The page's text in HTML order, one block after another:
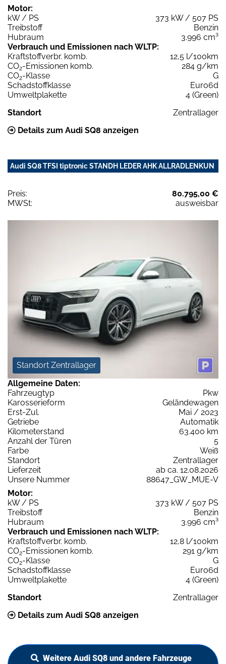
Motor:
kW / PS
373 kW / 507 PS
Treibstoff
Benzin
Hubraum
3.996 cm³
Verbrauch und Emissionen nach WLTP:
Kraftstoffverbr. komb.
12,5 l/100km
CO2-Emissionen komb.
284 g/km
CO2-Klasse
G
Schadstoffklasse
Euro6d
Umweltplakette
4 (Green)
Standort
Zentrallager
Details zum Audi SQ8 anzeigen
Audi SQ8 TFSI tiptronic STANDH LEDER AHK ALLRADLENKUN
Preis:
80.795,00 €
MWSt:
ausweisbar
Standort Zentrallager
Allgemeine Daten:
Fahrzeugtyp
Pkw
Karosserieform
Geländewagen
Erst-Zul.
Mai / 2023
Getriebe
Automatik
Kilometerstand
63.400 km
Anzahl der Türen
5
Farbe
Weiß
Standort
Zentrallager
Lieferzeit
ab ca. 12.08.2026
Unsere Nummer
88647_GW_MUE-V
Motor:
kW / PS
373 kW / 507 PS
Treibstoff
Benzin
Hubraum
3.996 cm³
Verbrauch und Emissionen nach WLTP:
Kraftstoffverbr. komb.
12,8 l/100km
CO2-Emissionen komb.
291 g/km
CO2-Klasse
G
Schadstoffklasse
Euro6d
Umweltplakette
4 (Green)
Standort
Zentrallager
Details zum Audi SQ8 anzeigen
Weitere Audi SQ8 und andere Fahrzeuge